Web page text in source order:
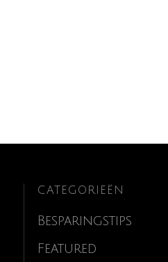
CATEGORIEËN
Besparingstips
Featured